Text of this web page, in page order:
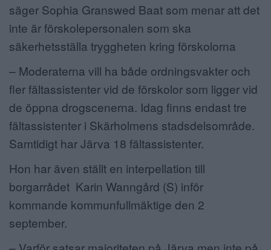
säger Sophia Granswed Baat som menar att det
inte är förskolepersonalen som ska
säkerhetsställa tryggheten kring förskolorna
– Moderaterna vill ha både ordningsvakter och
fler fältassistenter vid de förskolor som ligger vid
de öppna drogscenerna. Idag finns endast tre
fältassistenter i Skärholmens stadsdelsområde.
Samtidigt har Järva 18 fältassistenter.
Hon har även ställt en interpellation till
borgarrådet Karin Wanngård (S) inför
kommande kommunfullmäktige den 2
september.